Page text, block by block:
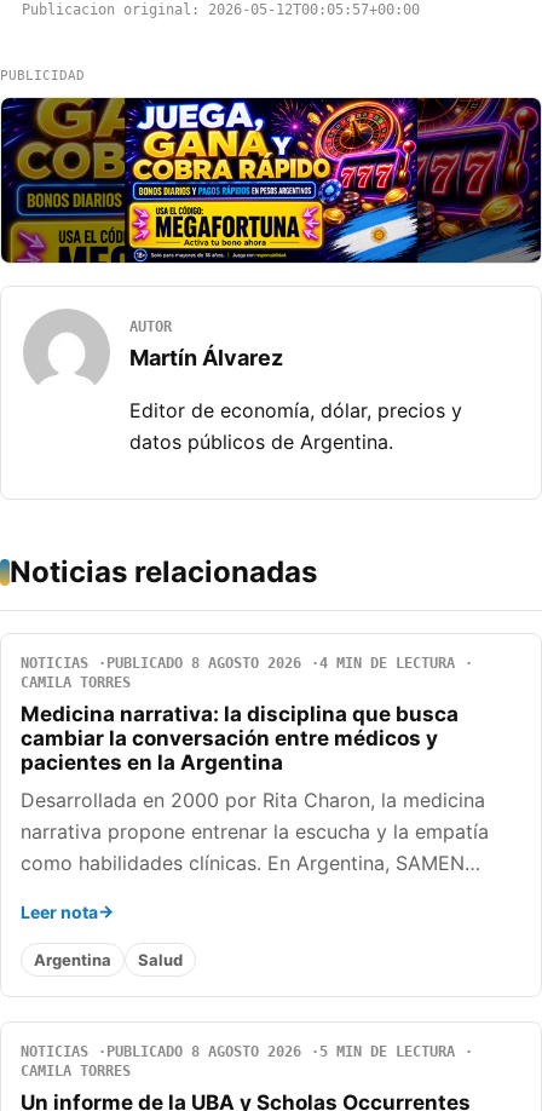
Publicacion original: 2026-05-12T00:05:57+00:00
PUBLICIDAD
AUTOR
Martín Álvarez
Editor de economía, dólar, precios y
datos públicos de Argentina.
Noticias relacionadas
NOTICIAS PUBLICADO 8 AGOSTO 2026
4 MIN DE LECTURA
CAMILA TORRES
Medicina narrativa: la disciplina que busca
cambiar la conversación entre médicos y
pacientes en la Argentina
Desarrollada en 2000 por Rita Charon, la medicina
narrativa propone entrenar la escucha y la empatía
como habilidades clínicas. En Argentina, SAMEN…
Leer nota
Argentina Salud
NOTICIAS PUBLICADO 8 AGOSTO 2026
5 MIN DE LECTURA
CAMILA TORRES
Un informe de la UBA y Scholas Occurrentes